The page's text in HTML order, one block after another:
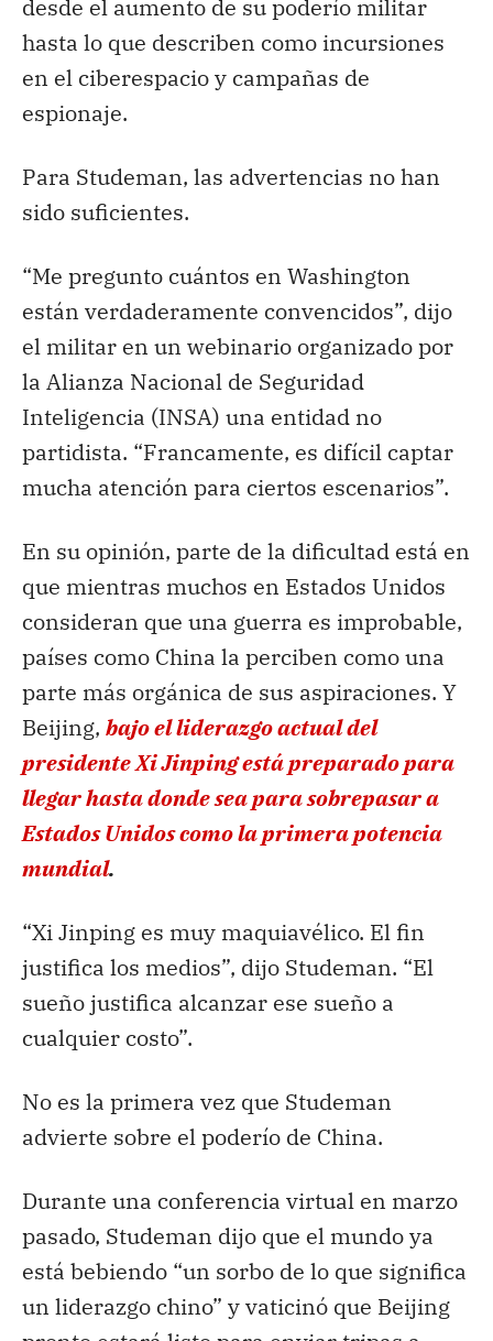
desde el aumento de su poderío militar
hasta lo que describen como incursiones
en el ciberespacio y campañas de
espionaje.
Para Studeman, las advertencias no han
sido suficientes.
“Me pregunto cuántos en Washington
están verdaderamente convencidos”, dijo
el militar en un webinario organizado por
la Alianza Nacional de Seguridad
Inteligencia (INSA) una entidad no
partidista. “Francamente, es difícil captar
mucha atención para ciertos escenarios”.
En su opinión, parte de la dificultad está en
que mientras muchos en Estados Unidos
consideran que una guerra es improbable,
países como China la perciben como una
parte más orgánica de sus aspiraciones. Y
Beijing, bajo el liderazgo actual del
presidente Xi Jinping está preparado para
llegar hasta donde sea para sobrepasar a
Estados Unidos como la primera potencia
mundial.
“Xi Jinping es muy maquiavélico. El fin
justifica los medios”, dijo Studeman. “El
sueño justifica alcanzar ese sueño a
cualquier costo”.
No es la primera vez que Studeman
advierte sobre el poderío de China.
Durante una conferencia virtual en marzo
pasado, Studeman dijo que el mundo ya
está bebiendo “un sorbo de lo que significa
un liderazgo chino” y vaticinó que Beijing